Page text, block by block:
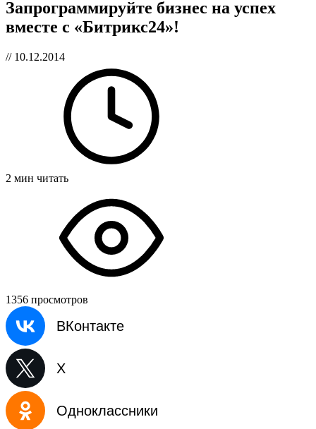
Запрограммируйте бизнес на успех
вместе с «Битрикс24»!
// 10.12.2014
2 мин читать
1356 просмотров
ВКонтакте
X
Одноклассники